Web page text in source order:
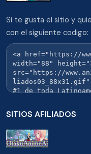
Si te gusta el sitio y
con el siguiente codigo:
SITIOS AFILIADOS